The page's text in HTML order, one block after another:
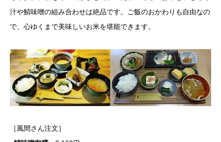
汁や鯖味噌の組み合わせは絶品です。ご飯のおかわりも自由なの
で、心ゆくまで美味しいお米を堪能できます。
［風間さん注文］